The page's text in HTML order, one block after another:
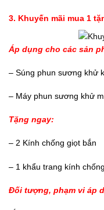
3. Khuyến mãi mua 1
Áp dụng cho các sản
– Súng phun sương khử
– Máy phun sương khử
Tặng ngay:
– 2 Kính chống giọt bắn
– 1 khẩu trang kính
Đối tượng, phạm vi áp